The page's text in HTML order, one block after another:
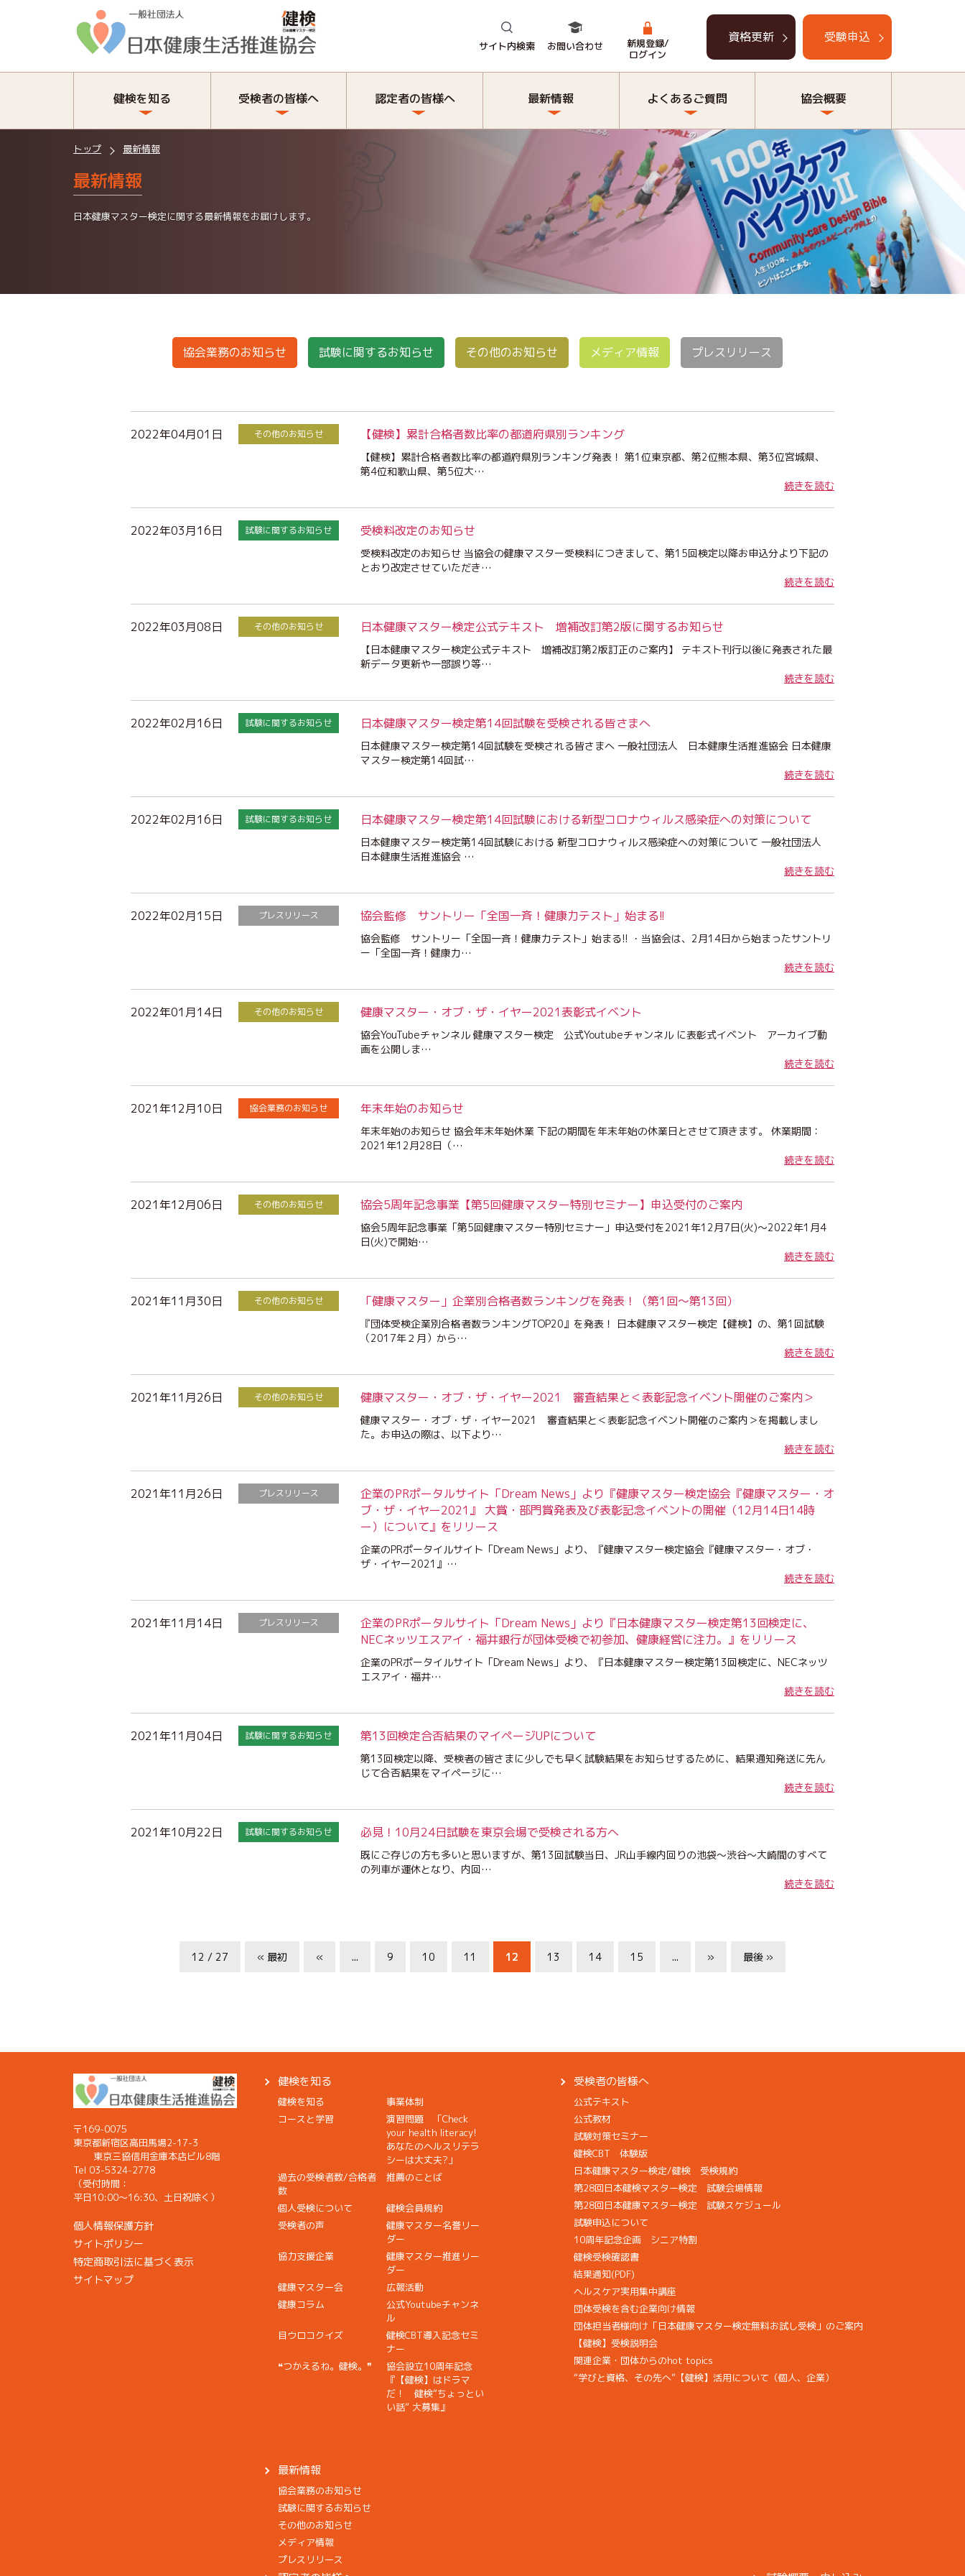
サイト内検索 お問い合わせ
新規登録/
ログイン
資格更新 受験申込
健検を知る 受検者の皆様へ 認定者の皆様へ 最新情報 よくあるご質問 協会概要
トップ 最新情報
最新情報
日本健康マスター検定に関する最新情報をお届けします。
協会業務のお知らせ 試験に関するお知らせ その他のお知らせ メディア情報 プレスリリース
2022年04月01日 その他のお知らせ 【健検】累計合格者数比率の都道府県別ランキング
【健検】累計合格者数比率の都道府県別ランキング発表！ 第1位東京都、第2位熊本県、第3位宮城県、
第4位和歌山県、第5位大…
続きを読む
2022年03月16日 試験に関するお知らせ 受検料改定のお知らせ
受検料改定のお知らせ 当協会の健康マスター受検料につきまして、第15回検定以降お申込分より下記の
とおり改定させていただき…
続きを読む
2022年03月08日 その他のお知らせ 日本健康マスター検定公式テキスト 増補改訂第2版に関するお知らせ
【日本健康マスター検定公式テキスト 増補改訂第2版訂正のご案内】 テキスト刊行以後に発表された最
新データ更新や一部誤り等…
続きを読む
2022年02月16日 試験に関するお知らせ 日本健康マスター検定第14回試験を受検される皆さまへ
日本健康マスター検定第14回試験を受検される皆さまへ 一般社団法人 日本健康生活推進協会 日本健康
マスター検定第14回試…
続きを読む
2022年02月16日 試験に関するお知らせ 日本健康マスター検定第14回試験における新型コロナウィルス感染症への対策について
日本健康マスター検定第14回試験における 新型コロナウィルス感染症への対策について 一般社団法人
日本健康生活推進協会 …
続きを読む
2022年02月15日 プレスリリース 協会監修 サントリー「全国一斉！健康力テスト」始まる!!
協会監修 サントリー「全国一斉！健康力テスト」始まる!! ・当協会は、2月14日から始まったサントリ
ー「全国一斉！健康力…
続きを読む
2022年01月14日 その他のお知らせ 健康マスター・オブ・ザ・イヤー2021表彰式イベント
協会YouTubeチャンネル 健康マスター検定 公式Youtubeチャンネル に表彰式イベント アーカイブ動
画を公開しま…
続きを読む
2021年12月10日 協会業務のお知らせ 年末年始のお知らせ
年末年始のお知らせ 協会年末年始休業 下記の期間を年末年始の休業日とさせて頂きます。 休業期間：
2021年12月28日（…
続きを読む
2021年12月06日 その他のお知らせ 協会5周年記念事業【第5回健康マスター特別セミナー】申込受付のご案内
協会5周年記念事業「第5回健康マスター特別セミナー」申込受付を2021年12月7日(火)～2022年1月4
日(火)で開始…
続きを読む
2021年11月30日 その他のお知らせ 「健康マスター」企業別合格者数ランキングを発表！（第1回〜第13回）
『団体受検企業別合格者数ランキングTOP20』を発表！ 日本健康マスター検定【健検】の、第1回試験
（2017年２月）から…
続きを読む
2021年11月26日 その他のお知らせ 健康マスター・オブ・ザ・イヤー2021 審査結果と＜表彰記念イベント開催のご案内＞
健康マスター・オブ・ザ・イヤー2021 審査結果と＜表彰記念イベント開催のご案内＞を掲載しまし
た。お申込の際は、以下より…
続きを読む
2021年11月26日 プレスリリース
企業のPRポータルサイト「Dream News」より『健康マスター検定協会『健康マスター・オ
ブ・ザ・イヤー2021』 大賞・部門賞発表及び表彰記念イベントの開催（12月14日14時
ー）について』をリリース
企業のPRポータイルサイト「Dream News」より、『健康マスター検定協会『健康マスター・オブ・
ザ・イヤー2021』…
続きを読む
2021年11月14日 プレスリリース
企業のPRポータルサイト「Dream News」より『日本健康マスター検定第13回検定に、
NECネッツエスアイ・福井銀行が団体受検で初参加、健康経営に注力。』をリリース
企業のPRポータイルサイト「Dream News」より、『日本健康マスター検定第13回検定に、NECネッツ
エスアイ・福井…
続きを読む
2021年11月04日 試験に関するお知らせ 第13回検定合否結果のマイページUPについて
第13回検定以降、受検者の皆さまに少しでも早く試験結果をお知らせするために、結果通知発送に先ん
じて合否結果をマイページに…
続きを読む
2021年10月22日 試験に関するお知らせ 必見！10月24日試験を東京会場で受検される方へ
既にご存じの方も多いと思いますが、第13回試験当日、JR山手線内回りの池袋～渋谷～大崎間のすべて
の列車が運休となり、内回…
続きを読む
12 / 27 « 最初 « ... 9 10 11 12 13 14 15 ... » 最後 »
〒169-0075
東京都新宿区高田馬場2-17-3
東京三協信用金庫本店ビル8階
Tel 03-5324-2778
（受付時間：
平日10:00〜16:30、土日祝除く）
個人情報保護方針
サイトポリシー
特定商取引法に基づく表示
サイトマップ
健検を知る
健検を知る
事業体制
コースと学習
演習問題 「Check
your health literacy!
あなたのヘルスリテラ
シーは大丈夫?」
過去の受検者数/合格者
数
推薦のことば
個人受検について
健検会員規約
受検者の声
健康マスター名誉リー
ダー
協力支援企業
健康マスター推進リー
ダー
健康マスター会
広報活動
健康コラム
公式Youtubeチャンネ
ル
目ウロコクイズ
健検CBT導入記念セミ
ナー
❝つかえるね。健検。❞
協会設立10周年記念
『【健検】はドラマ
だ！ 健検“ちょっとい
い話” 大募集』
最新情報
協会業務のお知らせ
試験に関するお知らせ
その他のお知らせ
メディア情報
プレスリリース
受検者の皆様へ
公式テキスト
公式教材
試験対策セミナー
健検CBT 体験版
日本健康マスター検定/健検 受検規約
第28回日本健検マスター検定 試験会場情報
第28回日本健康マスター検定 試験スケジュール
試験申込について
10周年記念企画 シニア特割
健検受検確認書
結果通知(PDF)
ヘルスケア実用集中講座
団体受検を含む企業向け情報
団体担当者様向け「日本健康マスター検定無料お試し受検」のご案内
【健検】受検説明会
関連企業・団体からのhot topics
“学びと資格、その先へ”【健検】活用について（個人、企業）